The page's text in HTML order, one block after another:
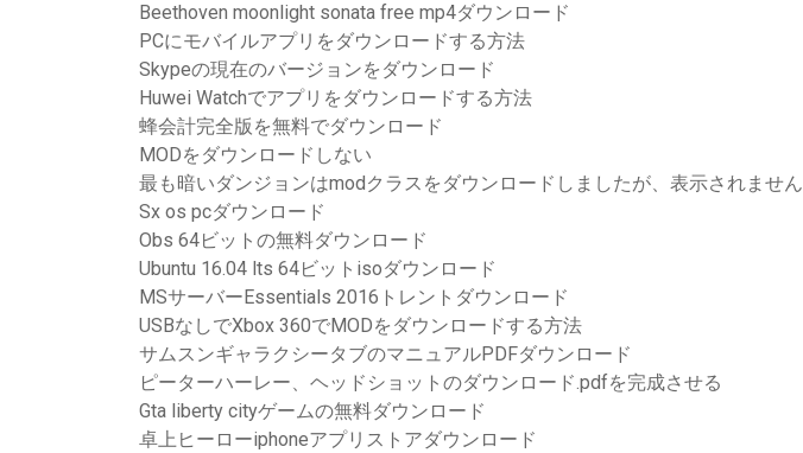
Beethoven moonlight sonata free mp4ダウンロード
PCにモバイルアプリをダウンロードする方法
Skypeの現在のバージョンをダウンロード
Huwei Watchでアプリをダウンロードする方法
蜂会計完全版を無料でダウンロード
MODをダウンロードしない
最も暗いダンジョンはmodクラスをダウンロードしましたが、表示されません
Sx os pcダウンロード
Obs 64ビットの無料ダウンロード
Ubuntu 16.04 lts 64ビットisoダウンロード
MSサーバーEssentials 2016トレントダウンロード
USBなしでXbox 360でMODをダウンロードする方法
サムスンギャラクシータブのマニュアルPDFダウンロード
ピーターハーレー、ヘッドショットのダウンロード.pdfを完成させる
Gta liberty cityゲームの無料ダウンロード
卓上ヒーローiphoneアプリストアダウンロード